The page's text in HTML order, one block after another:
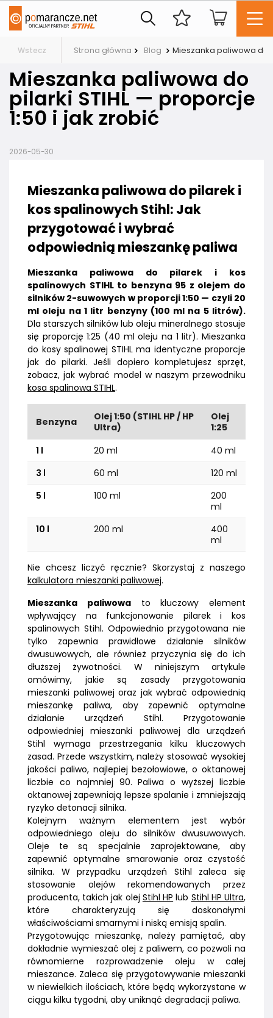
Wstecz Strona główna Blog Mieszanka paliwowa do
Mieszanka paliwowa do
pilarki STIHL — proporcje
1:50 i jak zrobić
2026-05-30
Mieszanka paliwowa do pilarek i
kos spalinowych Stihl: Jak
przygotować i wybrać
odpowiednią mieszankę paliwa
Mieszanka paliwowa do pilarek i kos
spalinowych STIHL to benzyna 95 z olejem do
silników 2-suwowych w proporcji 1:50 — czyli 20
ml oleju na 1 litr benzyny (100 ml na 5 litrów).
Dla starszych silników lub oleju mineralnego stosuje
się proporcję 1:25 (40 ml oleju na 1 litr). Mieszanka
do kosy spalinowej STIHL ma identyczne proporcje
jak do pilarki. Jeśli dopiero kompletujesz sprzęt,
zobacz, jak wybrać model w naszym przewodniku
kosa spalinowa STIHL.
Benzyna
Olej 1:50 (STIHL HP / HP
Ultra)
Olej
1:25
1 l
20 ml
40 ml
3 l
60 ml
120 ml
5 l
100 ml
200
ml
10 l
200 ml
400
ml
Nie chcesz liczyć ręcznie? Skorzystaj z naszego
kalkulatora mieszanki paliwowej.
Mieszanka paliwowato kluczowy element
wpływający na funkcjonowanie pilarek i kos
spalinowych Stihl. Odpowiednio przygotowana nie
tylko zapewnia prawidłowe działanie silników
dwusuwowych, ale również przyczynia się do ich
dłuższej żywotności. W niniejszym artykule
omówimy, jakie są zasady przygotowania
mieszanki paliwowej oraz jak wybrać odpowiednią
mieszankę paliwa, aby zapewnić optymalne
działanie urządzeń Stihl. Przygotowanie
odpowiedniej mieszanki paliwowej dla urządzeń
Stihl wymaga przestrzegania kilku kluczowych
zasad. Przede wszystkim, należy stosować wysokiej
jakości paliwo, najlepiej bezołowiowe, o oktanowej
liczbie co najmniej 90. Paliwa o wyższej liczbie
oktanowej zapewniają lepsze spalanie i zmniejszają
ryzyko detonacji silnika.
Kolejnym ważnym elementem jest wybór
odpowiedniego oleju do silników dwusuwowych.
Oleje te są specjalnie zaprojektowane, aby
zapewnić optymalne smarowanie oraz czystość
silnika. W przypadku urządzeń Stihl zaleca się
stosowanie olejów rekomendowanych przez
producenta, takich jak olej Stihl HP lub Stihl HP Ultra,
które charakteryzują się doskonałymi
właściwościami smarnymi i niską emisją spalin.
Przygotowując mieszankę, należy pamiętać, aby
dokładnie wymieszać olej z paliwem, co pozwoli na
równomierne rozprowadzenie oleju w całej
mieszance. Zaleca się przygotowywanie mieszanki
w niewielkich ilościach, które będą wykorzystane w
ciągu kilku tygodni, aby uniknąć degradacji paliwa.